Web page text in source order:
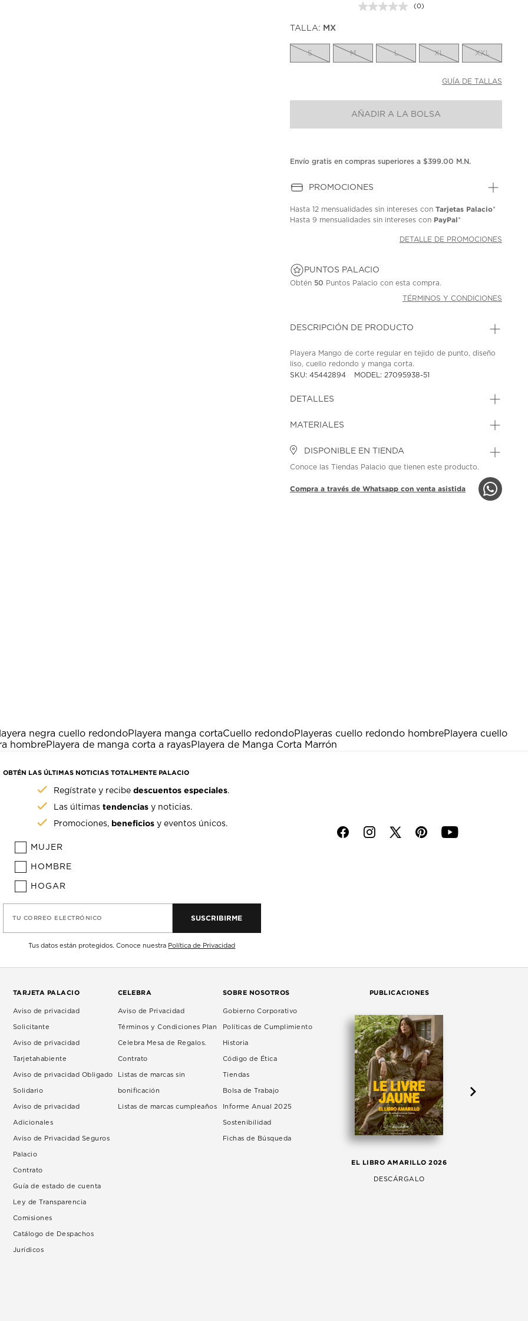
Sin
la
misma
(0)
TALLA: MX
S M L XL XXL
GUÍA DE TALLAS
AÑADIR A LA BOLSA
Envío gratis en compras superiores a $399.00 M.N.
PROMOCIONES
Hasta12 mensualidades sin intereses conTarjetas Palacio*
Hasta9 mensualidades sin intereses con PayPal*
DETALLE DE PROMOCIONES
PUNTOS PALACIO
Obtén50 Puntos Palacio con esta compra.
TÉRMINOS Y CONDICIONES
DESCRIPCIÓN DE PRODUCTO
Playera Mango de corte regular en tejido de punto, diseño
liso, cuello redondo y manga corta.
SKU: 45442894
MODEL: 27095938-51
DETALLES
MATERIALES
DISPONIBLE EN TIENDA
Conoce las Tiendas Palacio que tienen este producto.
Compra a través de Whatsapp con venta asistida
negra cuello redondoPlayera manga cortaCuello redondoPlayeras cuello redondo hombrePlayera cuello
hombrePlayera de manga corta a rayasPlayera de Manga Corta Marrón
OBTÉN LAS ÚLTIMAS NOTICIAS TOTALMENTE PALACIO
Regístrate y recibedescuentos especiales.
Las últimastendencias y noticias.
Promociones, beneficios y eventos únicos.
MUJER
HOMBRE
HOGAR
TU CORREO ELECTRÓNICO SUSCRIBIRME
Tus datos están protegidos. Conoce nuestra Política de Privacidad
f i p y
TARJETA PALACIO
Aviso de privacidad
Solicitante
Aviso de privacidad
Tarjetahabiente
Aviso de privacidad Obligado
Solidario
Aviso de privacidad
Adicionales
Aviso de Privacidad Seguros
Palacio
Contrato
Guía de estado de cuenta
Ley de Transparencia
Comisiones
Catálogo de Despachos
Jurídicos
CELEBRA
Aviso de Privacidad
Términos y Condiciones Plan
Celebra Mesa de Regalos.
Contrato
Listas de marcas sin
bonificación
Listas de marcas cumpleaños
SOBRE NOSOTROS
Gobierno Corporativo
Políticas de Cumplimiento
Historia
Código de Ética
Tiendas
Bolsa de Trabajo
Informe Anual 2025
Sostenibilidad
Fichas de Búsqueda
PUBLICACIONES
EL LIBRO AMARILLO 2026
DESCÁRGALO